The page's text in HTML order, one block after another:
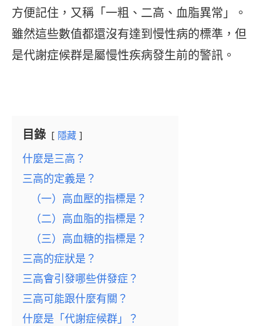
方便記住，又稱「一粗、二高、血脂異常」。
雖然這些數值都還沒有達到慢性病的標準，但
是代謝症候群是屬慢性疾病發生前的警訊。
目錄 隱藏
什麼是三高？
三高的定義是？
（一）高血壓的指標是？
（二）高血脂的指標是？
（三）高血糖的指標是？
三高的症狀是？
三高會引發哪些併發症？
三高可能跟什麼有關？
什麼是「代謝症候群」？